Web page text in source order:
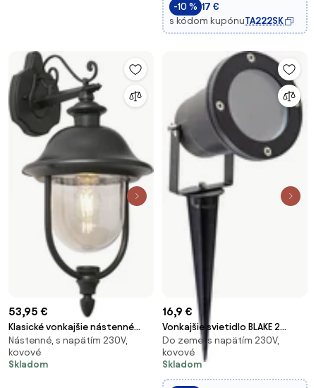
-10 % 17 €
s kódom kupónuTA222SK
53,95 €
Klasické vonkajšie nástenné
svietidlo čierne s plastom IP44
- Genoa
Nástenné, s napätím 230V,
kovové
Skladom
16,9 €
Vonkajšie svietidlo BLAKE 2
GU10/50W/230V IP65
Do zeme, s napätím 230V,
kovové
Skladom